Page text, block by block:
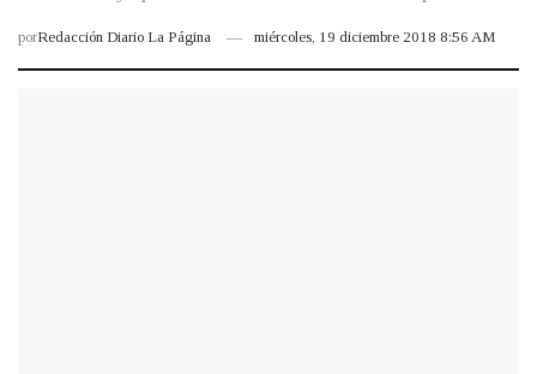
porRedacción Diario La Página miércoles, 19 diciembre 2018 8:56 AM